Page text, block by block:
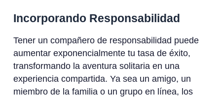
Incorporando Responsabilidad
Tener un compañero de responsabilidad puede
aumentar exponencialmente tu tasa de éxito,
transformando la aventura solitaria en una
experiencia compartida. Ya sea un amigo, un
miembro de la familia o un grupo en línea, los